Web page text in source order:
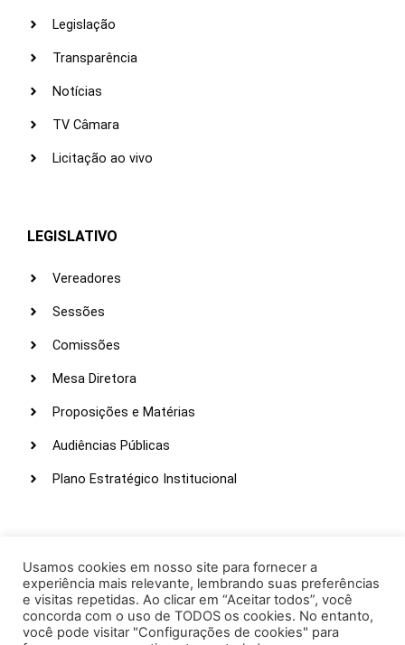
Legislação
Transparência
Notícias
TV Câmara
Licitação ao vivo
LEGISLATIVO
Vereadores
Sessões
Comissões
Mesa Diretora
Proposições e Matérias
Audiências Públicas
Plano Estratégico Institucional
Webmail
Intranet
Administração
Usamos cookies em nosso site para fornecer a
experiência mais relevante, lembrando suas preferências
e visitas repetidas. Ao clicar em “Aceitar todos”, você
concorda com o uso de TODOS os cookies. No entanto,
você pode visitar "Configurações de cookies" para